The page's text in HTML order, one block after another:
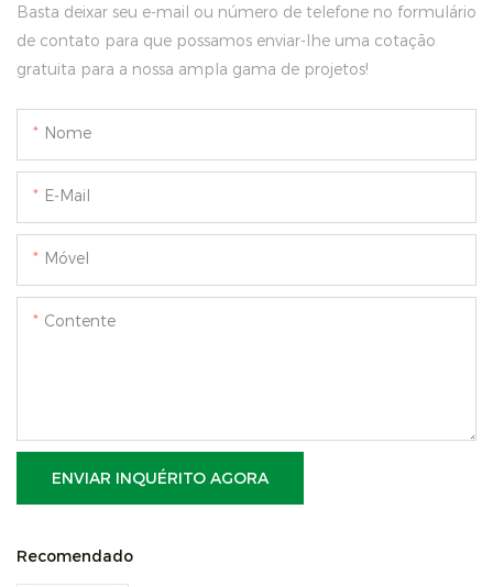
Basta deixar seu e-mail ou número de telefone no formulário
de contato para que possamos enviar-lhe uma cotação
gratuita para a nossa ampla gama de projetos!
Nome
E-Mail
Móvel
Contente
ENVIAR INQUÉRITO AGORA
Recomendado